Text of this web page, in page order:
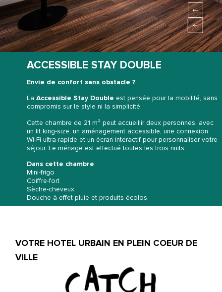
ACCESSIBLE STAY DOUBLE
Envie de confort sans obstacle ?
La Accessible Stay Double est pensée pour la mobilité, sans
compromis sur le style ni la simplicité.
Cette chambre de 21 m² peut accueillir deux personnes, avec
un lit king-size, un aménagement accessible, une connexion
Wi-Fi ultra-rapide et un écran interactif pour personnaliser votre
séjour. Le ménage est effectué toutes les trois nuits.
Dans cette chambre
Mini-frigo
Coiffre-fort
Sèche-cheveux
Douche à effet pluie et produits écolos.
VOTRE HOTEL URBAIN EN PLEIN COEUR DE
VILLE